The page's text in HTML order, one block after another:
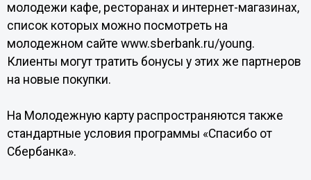
молодежи кафе, ресторанах и интернет-магазинах,
список которых можно посмотреть на
молодежном сайте www.sberbank.ru/young.
Клиенты могут тратить бонусы у этих же партнеров
на новые покупки.
На Молодежную карту распространяются также
стандартные условия программы «Спасибо от
Сбербанка».